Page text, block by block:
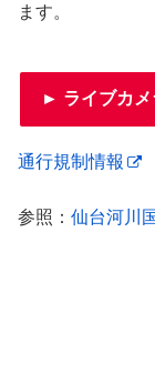
ます。
► ライブカメ
通行規制情報
参照： 仙台河川